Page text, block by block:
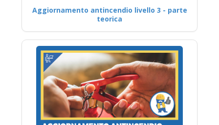
Aggiornamento antincendio livello 3 - parte
teorica